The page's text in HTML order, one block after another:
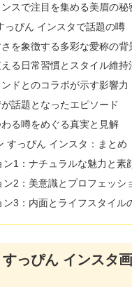
スで注目を集める美眉の秘
っぴん インスタで話題の噂
を象徴する多彩な愛称の背
る日常習慣とスタイル維持
ドとのコラボが示す影響力
話題となったエピソード
る噂をめぐる真実と見解
すっぴん インスタ：まとめ
ン1：ナチュラルな魅力と素
ン2：美意識とプロフェッシ
ン3：内面とライフスタイル
っぴん インスタ